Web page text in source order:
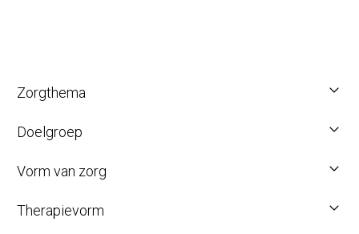
Zorgthema
Doelgroep
Vorm van zorg
Therapievorm